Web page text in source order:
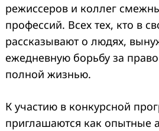
режиссеров и коллег
профессий. Всех тех, кто в
рассказывают о людях,
ежедневную борьбу за
полной жизнью.
К участию в конкурсной
приглашаются как опытные